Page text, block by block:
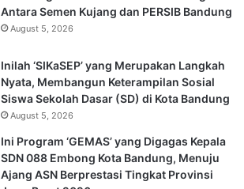
Antara Semen Kujang dan PERSIB Bandung
August 5, 2026
Inilah ‘SIKaSEP’ yang Merupakan Langkah
Nyata, Membangun Keterampilan Sosial
Siswa Sekolah Dasar (SD) di Kota Bandung
August 5, 2026
Ini Program ‘GEMAS’ yang Digagas Kepala
SDN 088 Embong Kota Bandung, Menuju
Ajang ASN Berprestasi Tingkat Provinsi